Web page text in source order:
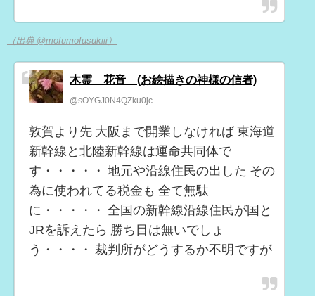
（出典 @mofumofusukiii）
木霊 花音 (お絵描きの神様の信者)
@sOYGJ0N4QZku0jc
敦賀より先 大阪まで開業しなければ 東海道
新幹線と北陸新幹線は運命共同体で
す・・・・・ 地元や沿線住民の出した その
為に使われてる税金も 全て無駄
に・・・・・ 全国の新幹線沿線住民が国と
JRを訴えたら 勝ち目は無いでしょ
う・・・・ 裁判所がどうするか不明ですが